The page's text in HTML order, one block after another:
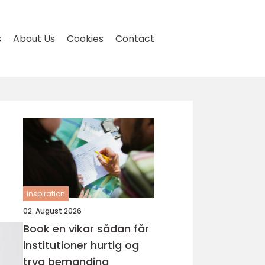
About Us Cookies Contact
inspiration
02. August 2026
Book en vikar sådan får
institutioner hurtig og
tryg bemanding